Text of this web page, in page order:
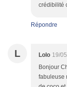
crédibilité
Répondre
L Lolo 19/
Bonjour
fabuleuse